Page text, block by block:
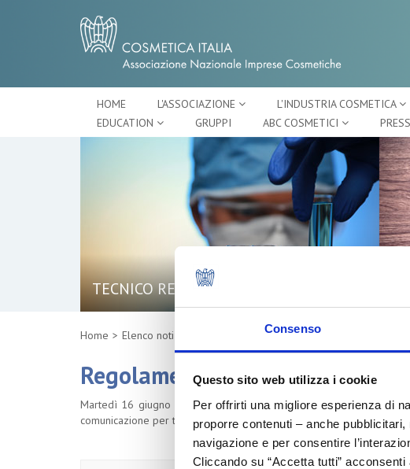
Consenso
Questo sito web utilizza i cookie
Per offrirti una migliore esperienza di
proporre contenuti – anche
navigazione e per consentire
Cliccando su “Accetta tutti”
HOME L'ASSOCIAZIONE L'INDUSTRIA COSMETICA
EDUCATION
GRUPPI ABC COSMETICI
TECNICO REGOLATORIO
Home Elenco notizie
Regolamento REACH: focus
Martedì 16 giugno il Centro REACH organizza un corso con focus
comunicazione per trasmettere le informazioni relative alle